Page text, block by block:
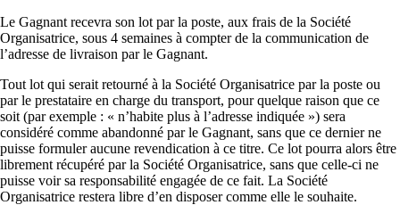
Le Gagnant recevra son lot par la poste, aux frais de la Société
Organisatrice, sous 4 semaines à compter de la communication de
l’adresse de livraison par le Gagnant.
Tout lot qui serait retourné à la Société Organisatrice par la poste ou
par le prestataire en charge du transport, pour quelque raison que ce
soit (par exemple : « n’habite plus à l’adresse indiquée ») sera
considéré comme abandonné par le Gagnant, sans que ce dernier ne
puisse formuler aucune revendication à ce titre. Ce lot pourra alors être
librement récupéré par la Société Organisatrice, sans que celle-ci ne
puisse voir sa responsabilité engagée de ce fait. La Société
Organisatrice restera libre d’en disposer comme elle le souhaite.